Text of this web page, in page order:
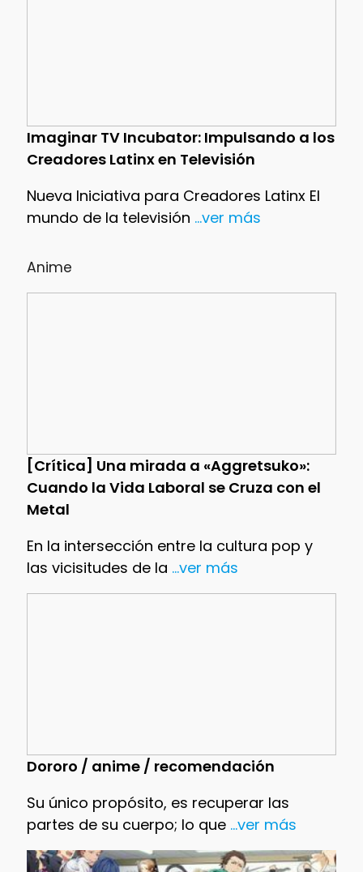
Imaginar TV Incubator: Impulsando a los
Creadores Latinx en Televisión
Nueva Iniciativa para Creadores Latinx El
mundo de la televisión ...ver más
Anime
[Crítica] Una mirada a «Aggretsuko»:
Cuando la Vida Laboral se Cruza con el
Metal
En la intersección entre la cultura pop y
las vicisitudes de la ...ver más
Dororo / anime / recomendación
Su único propósito, es recuperar las
partes de su cuerpo; lo que...ver más